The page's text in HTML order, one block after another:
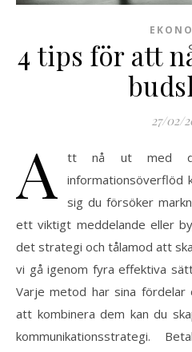
4 tips för att
27/02/
A
tt nå ut med
informationsöverflöd
sig du försöker
ett viktigt meddelande eller
det strategi och tålamod att
vi gå igenom fyra effektiva
Varje metod har sina fördelar
att kombinera dem kan du
kommunikationsstrategi.